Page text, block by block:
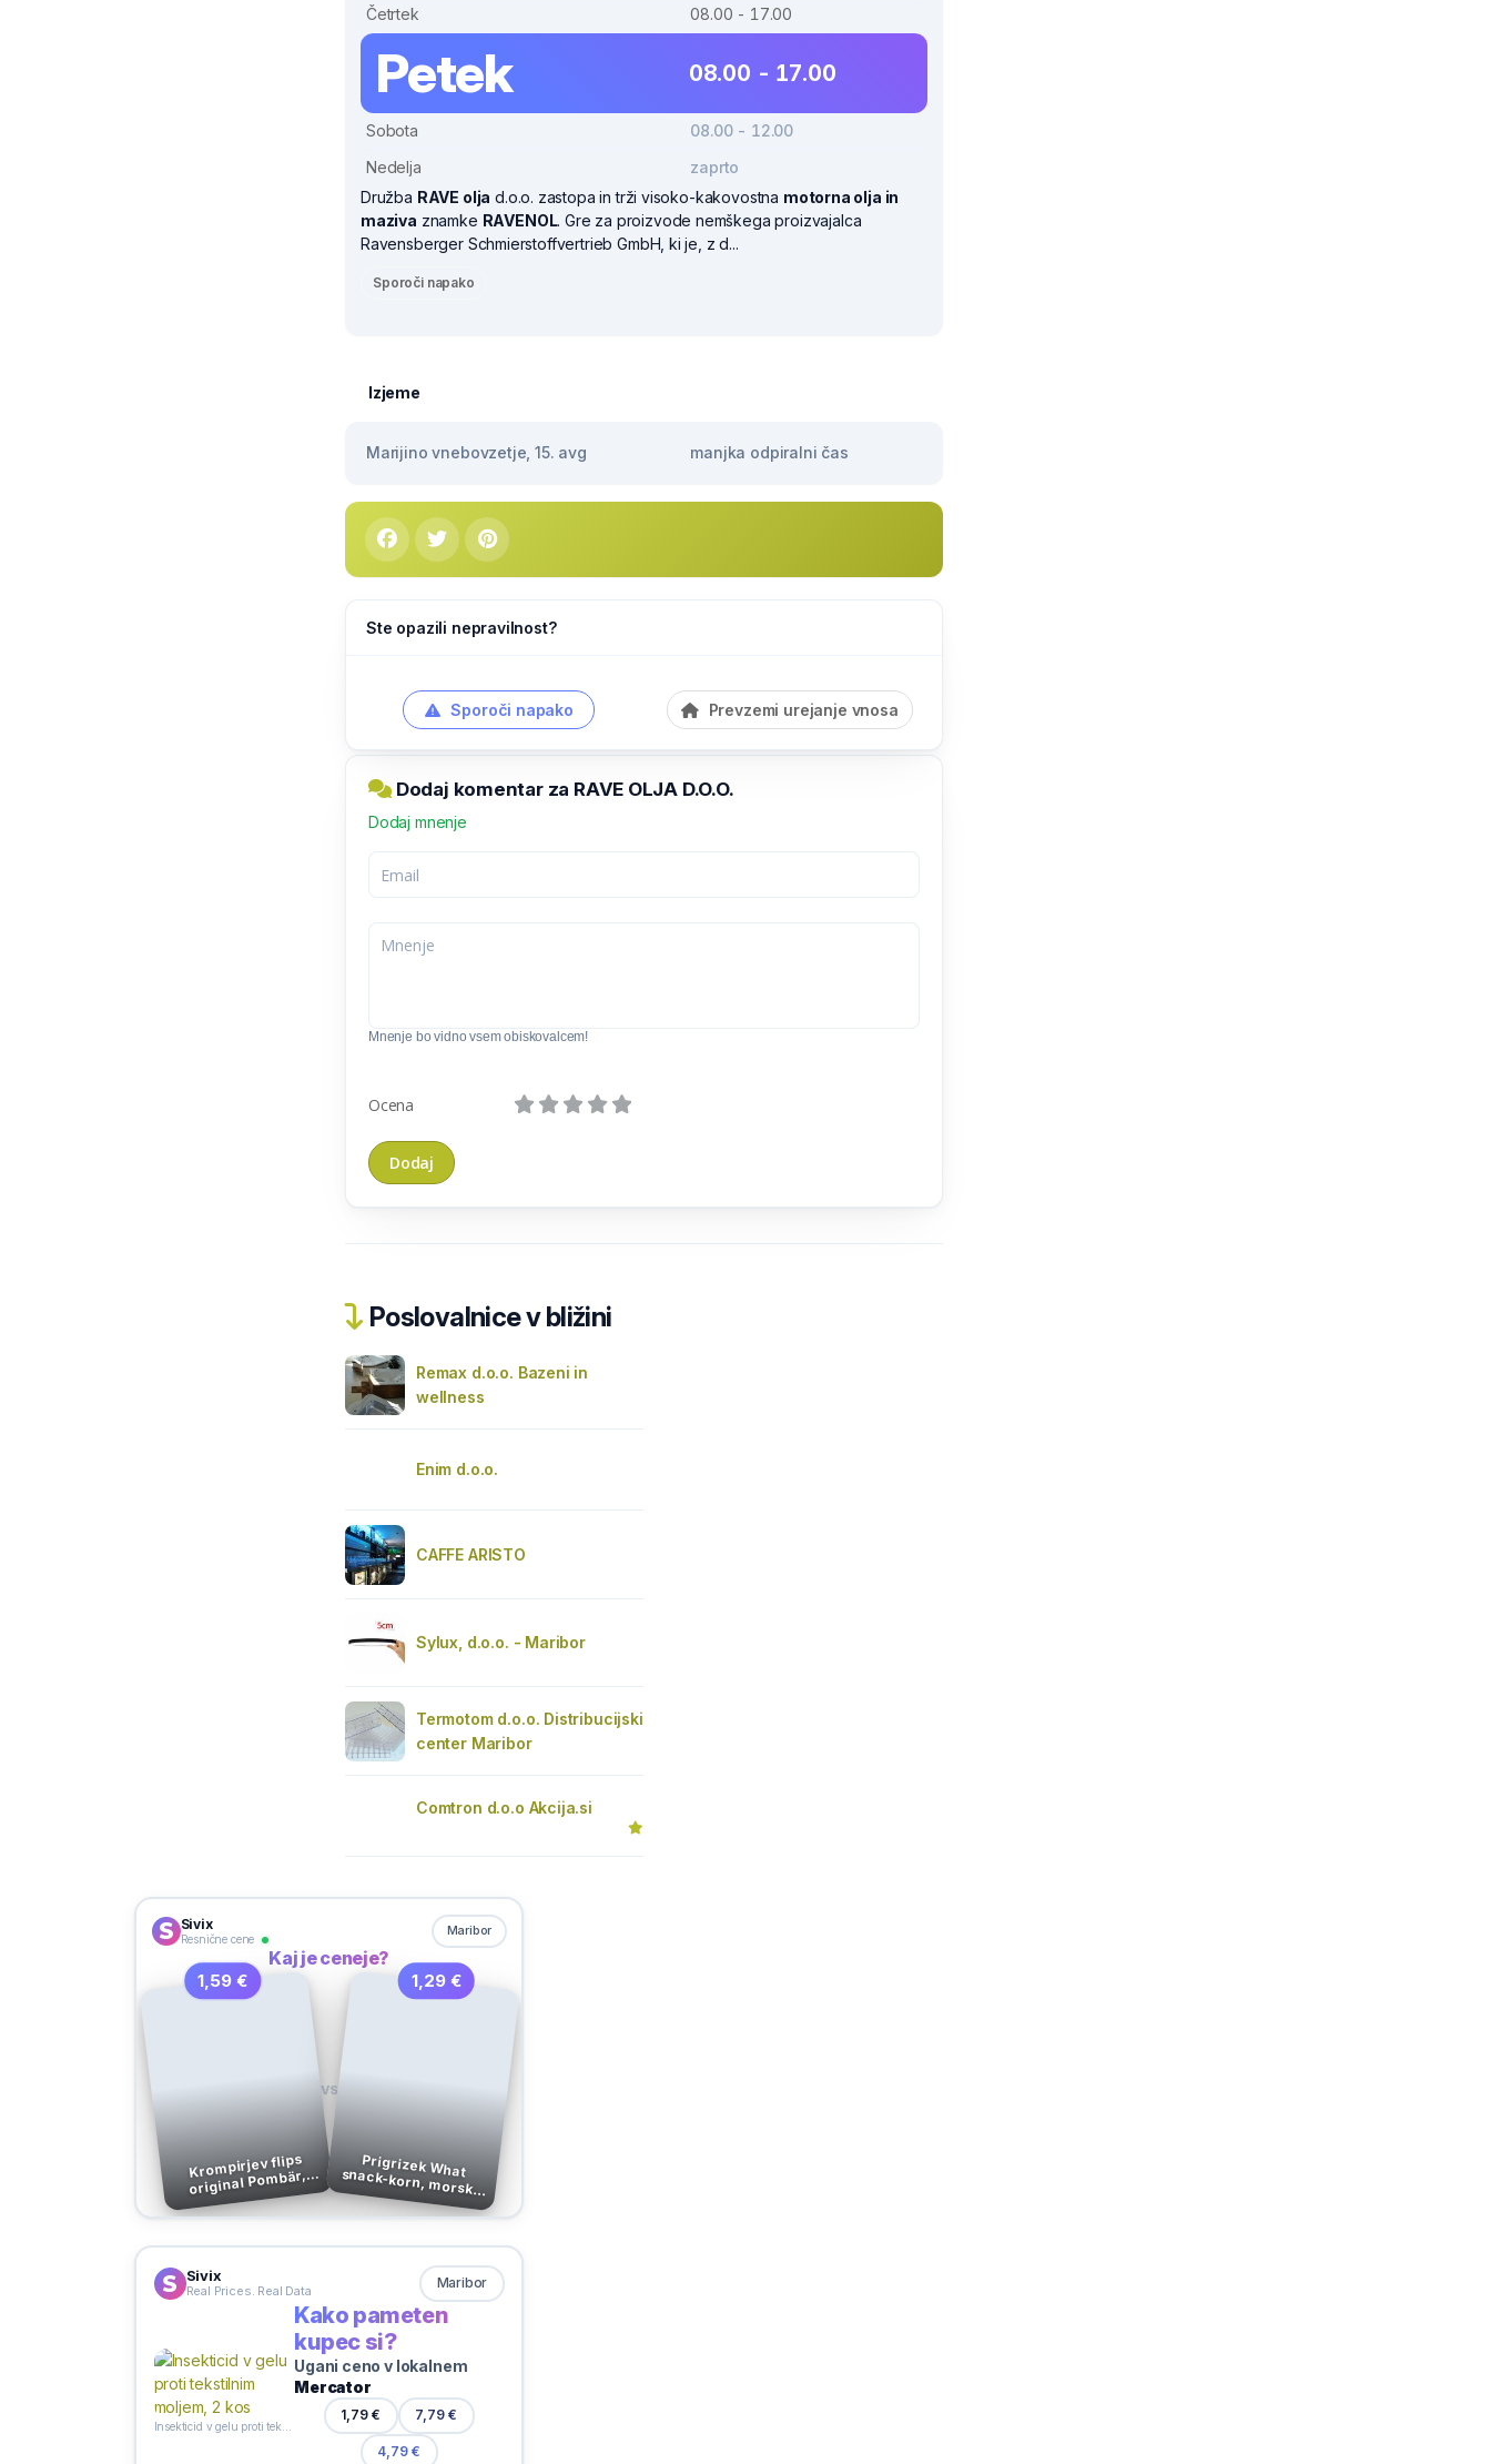
Četrtek
08.00 - 17.00
Petek 08.00 - 17.00
Sobota
08.00 - 12.00
Nedelja
zaprto
Družba RAVE olja d.o.o. zastopa in trži visoko-kakovostna motorna olja in
maziva znamke RAVENOL. Gre za proizvode nemškega proizvajalca
Ravensberger Schmierstoffvertrieb GmbH, ki je, z d...
Sporoči napako
Izjeme
Marijino vnebovzetje, 15. avg manjka odpiralni čas
Ste opazili nepravilnost?
Sporoči napako Prevzemi urejanje vnosa
Dodaj komentar za RAVE OLJA D.O.O.
Dodaj mnenje
Mnenje bo vidno vsem obiskovalcem!
Ocena
Poslovalnice v bližini
Remax d.o.o. Bazeni in
wellness
Enim d.o.o.
CAFFE ARISTO
Sylux, d.o.o. - Maribor
Termotom d.o.o. Distribucijski
center Maribor
Comtron d.o.o Akcija.si
Sivix
Resnične cene
Maribor
Kaj je ceneje?
1,59 €
Krompirjev flips
original Pombär,
Kelly´s (65 g)
VS
1,29 €
Prigrizek What snack-korn, morska sol, brez.glutena,
50g
Sivix
Real Prices. Real Data Maribor
Kako pameten
kupec si?
Ugani ceno v lokalnem
Mercator
1,79 € 7,79 €
4,79 €